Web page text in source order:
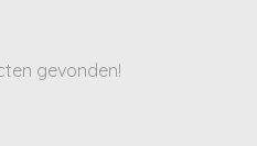
gevonden!